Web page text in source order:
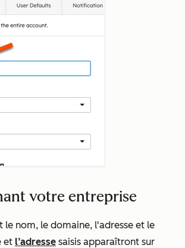
votre entreprise
nom, le domaine, l'adresse et le
et l’adresse saisis apparaîtront sur